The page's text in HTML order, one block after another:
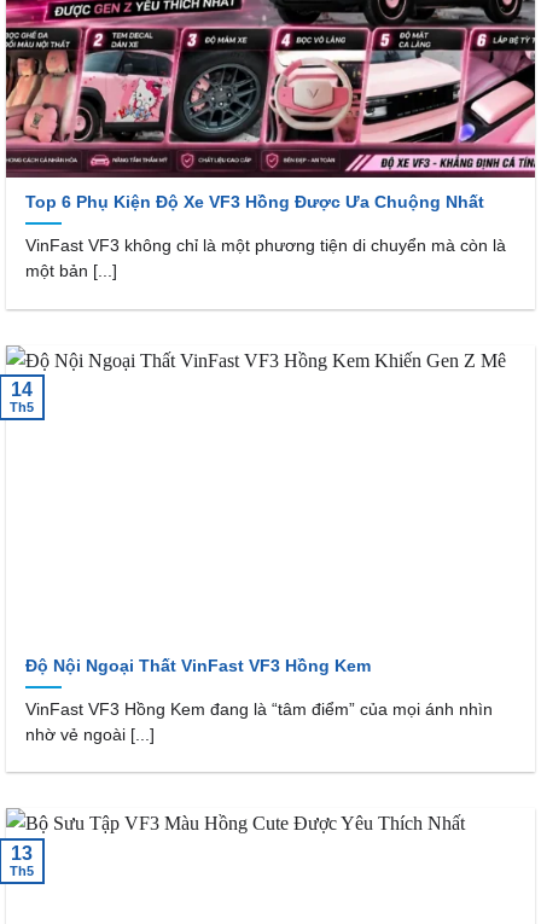
Top 6 Phụ Kiện Độ Xe VF3 Hồng Được Ưa Chuộng Nhất
VinFast VF3 không chỉ là một phương tiện di chuyển mà còn là
một bản [...]
Độ Nội Ngoại Thất VinFast VF3 Hồng Kem
VinFast VF3 Hồng Kem đang là “tâm điểm” của mọi ánh nhìn
nhờ vẻ ngoài [...]
14
Th5
13
Th5